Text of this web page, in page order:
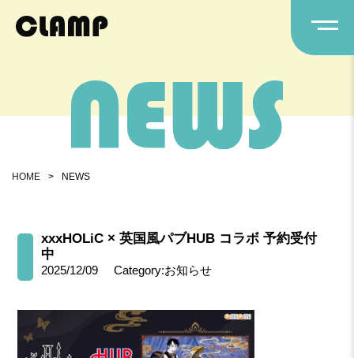
HOME > NEWS
xxxHOLiC × 英国風パブHUB コラボ 予約受付
中
2025/12/09 Category:お知らせ